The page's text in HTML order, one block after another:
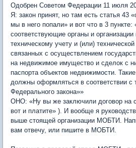
Одобрен Советом Федерации 11 июля
Я: закон принят, но там есть статья 43
мы в него попали» и вот что в 3
соответствующие органы и
техническому учету и (или)
связанных с осуществлением
на недвижимое имущество и сделок с
паспорта объектов недвижимости.
должны оформляться в соответствии с
Федерального закона»»
ОНО: «Ну вы же заключили договор на
вот и платите» ). И вообще я
выше стоящей организации МОБТИ.
вам отвечу, или пишите в МОБТИ.